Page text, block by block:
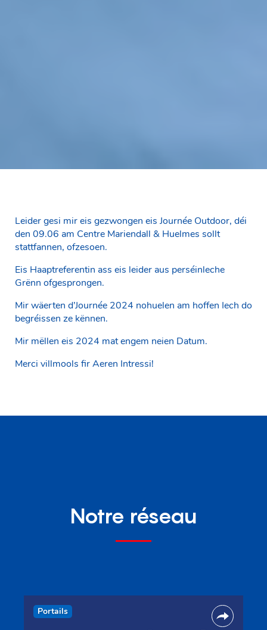
Leider gesi mir eis gezwongen eis Journée Outdoor, déi
den 09.06 am Centre Mariendall & Huelmes sollt
stattfannen, ofzesoen.
Eis Haaptreferentin ass eis leider aus perséinleche
Grënn ofgesprongen.
Mir wäerten d’Journée 2024 nohuelen am hoffen Iech do
begréissen ze kënnen.
Mir mëllen eis 2024 mat engem neien Datum.
Merci villmools fir Aeren Intressi!
Notre réseau
Portails